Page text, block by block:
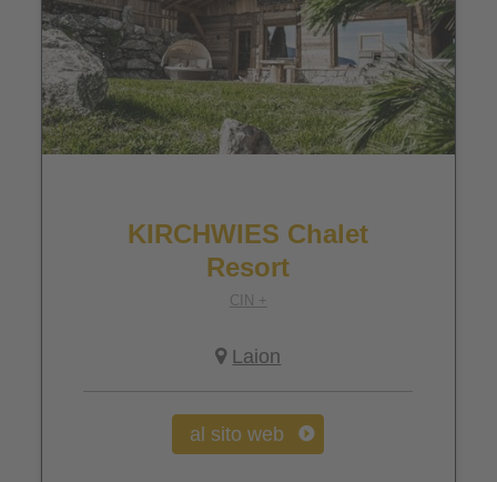
KIRCHWIES Chalet
Resort
CIN +
Laion
al sito web